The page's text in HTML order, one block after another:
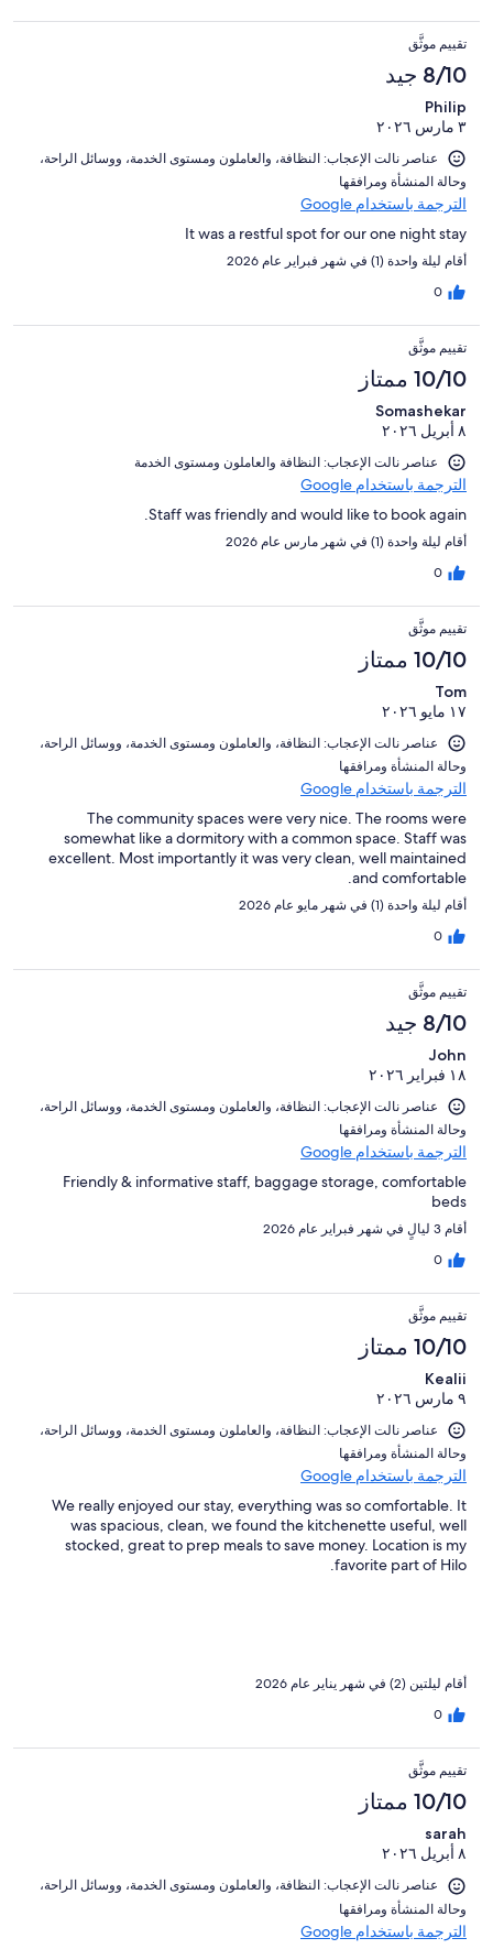
تقييم موثَّق
8/10 جيد
Philip
٣ مارس ٢٠٢٦
عناصر نالت الإعجاب: ⁦النظافة⁩، و⁦العاملون ومستوى الخدمة⁩، و⁦وسائل الراحة⁩،
و⁦حالة المنشأة ومرافقها⁩
الترجمة باستخدام Google
It was a restful spot for our one night stay
أقام ليلة واحدة (1) في شهر فبراير عام 2026
0
تقييم موثَّق
10/10 ممتاز
Somashekar
٨ أبريل ٢٠٢٦
عناصر نالت الإعجاب: ⁦النظافة⁩ و⁦العاملون ومستوى الخدمة⁩
الترجمة باستخدام Google
Staff was friendly and would like to book again.
أقام ليلة واحدة (1) في شهر مارس عام 2026
0
تقييم موثَّق
10/10 ممتاز
Tom
١٧ مايو ٢٠٢٦
عناصر نالت الإعجاب: ⁦النظافة⁩، و⁦العاملون ومستوى الخدمة⁩، و⁦وسائل الراحة⁩،
و⁦حالة المنشأة ومرافقها⁩
الترجمة باستخدام Google
The community spaces were very nice. The rooms were
somewhat like a dormitory with a common space. Staff was
excellent. Most importantly it was very clean, well maintained
and comfortable.
أقام ليلة واحدة (1) في شهر مايو عام 2026
0
تقييم موثَّق
8/10 جيد
John
١٨ فبراير ٢٠٢٦
عناصر نالت الإعجاب: ⁦النظافة⁩، و⁦العاملون ومستوى الخدمة⁩، و⁦وسائل الراحة⁩،
و⁦حالة المنشأة ومرافقها⁩
الترجمة باستخدام Google
Friendly & informative staff, baggage storage, comfortable
beds
أقام 3 ليالٍ في شهر فبراير عام 2026
0
تقييم موثَّق
10/10 ممتاز
Kealii
٩ مارس ٢٠٢٦
عناصر نالت الإعجاب: ⁦النظافة⁩، و⁦العاملون ومستوى الخدمة⁩، و⁦وسائل الراحة⁩،
و⁦حالة المنشأة ومرافقها⁩
الترجمة باستخدام Google
We really enjoyed our stay, everything was so comfortable. It
was spacious, clean, we found the kitchenette useful, well
stocked, great to prep meals to save money. Location is my
favorite part of Hilo.
أقام ليلتين (2) في شهر يناير عام 2026
0
تقييم موثَّق
10/10 ممتاز
sarah
٨ أبريل ٢٠٢٦
عناصر نالت الإعجاب: ⁦النظافة⁩، و⁦العاملون ومستوى الخدمة⁩، و⁦وسائل الراحة⁩،
و⁦حالة المنشأة ومرافقها⁩
الترجمة باستخدام Google